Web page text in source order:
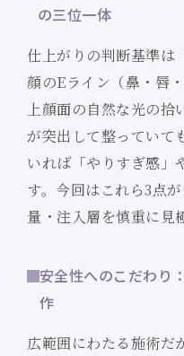
の三位一体
仕上がりの判断基準は
顔のEライン（鼻・唇
上顔面の自然な光の拾
が突出して整っていて
いれば「やりすぎ感」
す。今回はこれら3点
量・注入層を慎重に見
安全性へのこだわり
作
広範囲にわたる施術だ